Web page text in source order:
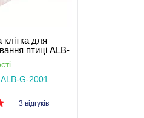
для
птиці ALB-
G-2001
3 відгуків